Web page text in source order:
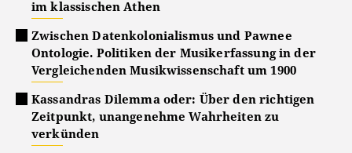
im klassischen Athen
Zwischen Datenkolonialismus und Pawnee
Ontologie. Politiken der Musikerfassung in der
Vergleichenden Musikwissenschaft um 1900
Kassandras Dilemma oder: Über den richtigen
Zeitpunkt, unangenehme Wahrheiten zu
verkünden